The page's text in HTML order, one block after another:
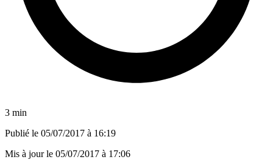
3 min
Publié le 05/07/2017 à 16:19
Mis à jour le 05/07/2017 à 17:06